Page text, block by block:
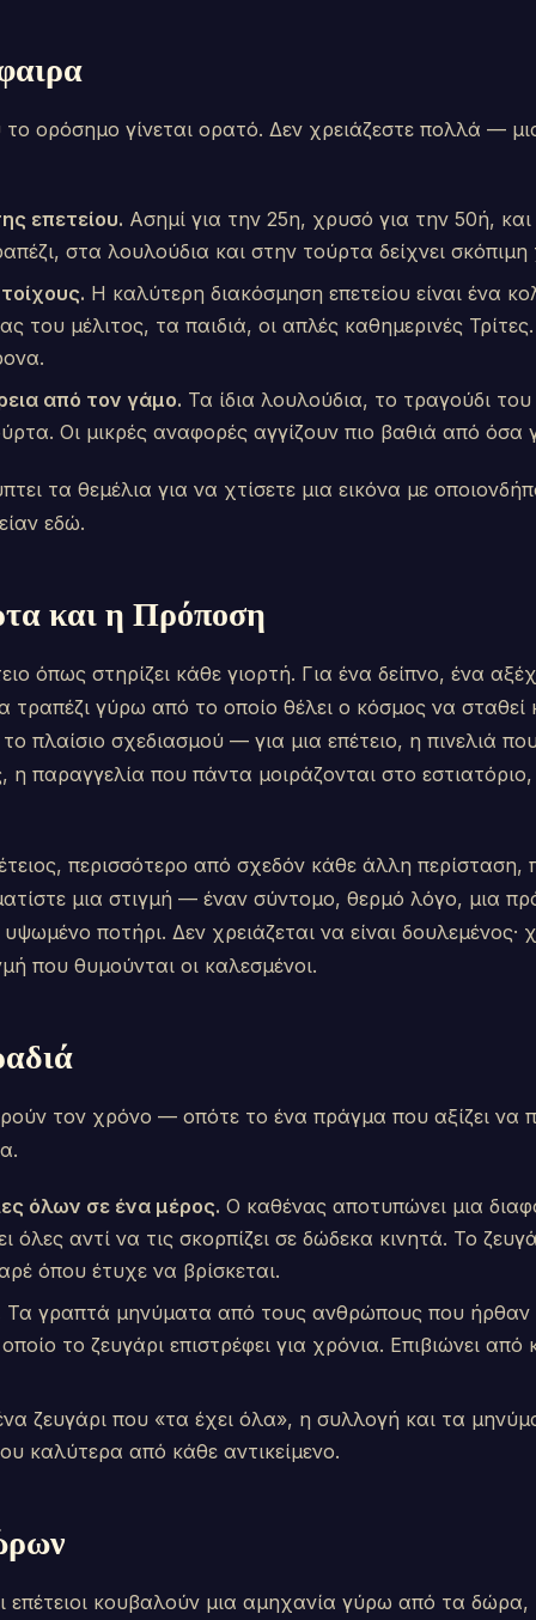
το ορόσημο γίνεται ορατό. Δεν χρειάζεστε πολλά —
επετείου. Ασημί για την 25η, χρυσό για την 50ή,
στα λουλούδια και στην τούρτα δείχνει
Η καλύτερη διακόσμηση επετείου είναι ένα
του μέλιτος, τα παιδιά, οι απλές καθημερινές
από τον γάμο. Τα ίδια λουλούδια, το τραγούδι
Οι μικρές αναφορές αγγίζουν πιο βαθιά από όσα
τα θεμέλια για να χτίσετε μια εικόνα με
εδώ.
και η Πρόποση
όπως στηρίζει κάθε γιορτή. Για ένα δείπνο, ένα
τραπέζι γύρω από το οποίο θέλει ο κόσμος να
πλαίσιο σχεδιασμού — για μια επέτειο, η πινελιά
παραγγελία που πάντα μοιράζονται στο
περισσότερο από σχεδόν κάθε άλλη περίσταση,
μια στιγμή — έναν σύντομο, θερμό λόγο, μια
ποτήρι. Δεν χρειάζεται να είναι δουλεμένος·
που θυμούνται οι καλεσμένοι.
τον χρόνο — οπότε το ένα πράγμα που αξίζει να
όλων σε ένα μέρος. Ο καθένας αποτυπώνει μια
όλες αντί να τις σκορπίζει σε δώδεκα κινητά. Το
όπου έτυχε να βρίσκεται.
Τα γραπτά μηνύματα από τους ανθρώπους που
το ζευγάρι επιστρέφει για χρόνια. Επιβιώνει
ζευγάρι που «τα έχει όλα», η συλλογή και τα
καλύτερα από κάθε αντικείμενο.
κουβαλούν μια αμηχανία γύρω από τα δώρα,